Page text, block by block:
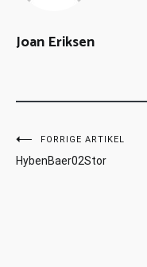
Joan Eriksen
FORRIGE ARTIKEL
HybenBaer02Stor